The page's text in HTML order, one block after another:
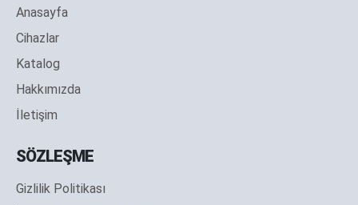
Anasayfa
Cihazlar
Katalog
Hakkımızda
İletişim
SÖZLEŞME
Gizlilik Politikası